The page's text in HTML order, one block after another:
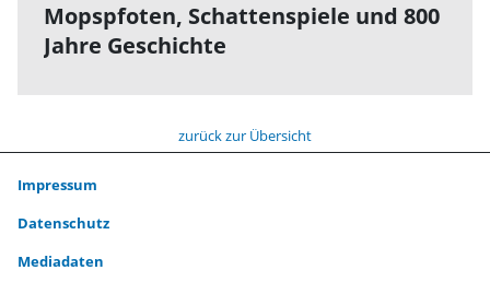
Mopspfoten, Schattenspiele und 800
Jahre Geschichte
zurück zur Übersicht
Impressum
Datenschutz
Mediadaten